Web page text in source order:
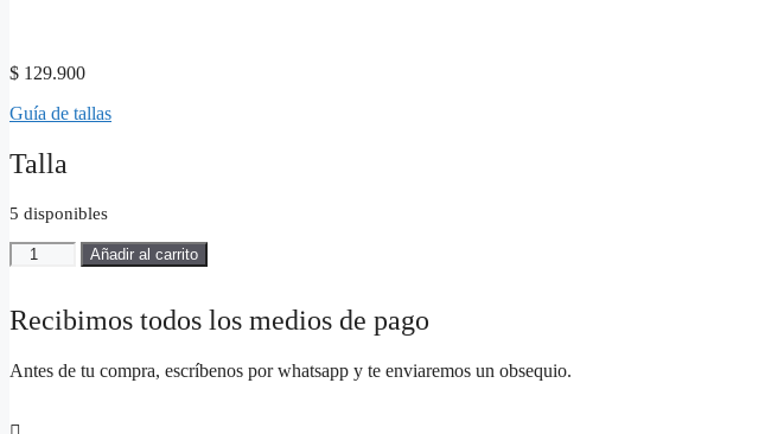
$ 129.900
Guía de tallas
Talla
5 disponibles
CHEVIGNON-
CAP8-
Hombre
cantidad
Añadir al carrito
Recibimos todos los medios de pago
Antes de tu compra, escríbenos por whatsapp y te enviaremos un obsequio.